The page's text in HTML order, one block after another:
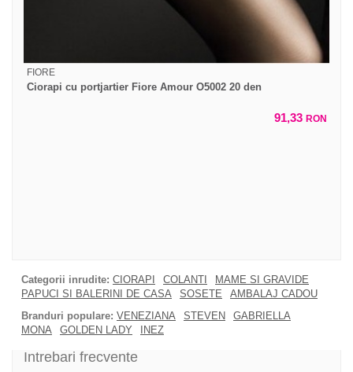
FIORE
Ciorapi cu portjartier Fiore Amour O5002 20 den
91,33 RON
Categorii inrudite: CIORAPI COLANTI
MAME SI GRAVIDE
PAPUCI SI BALERINI DE CASA
SOSETE
AMBALAJ CADOU
Branduri populare: VENEZIANA STEVEN
GABRIELLA
MONA
GOLDEN LADY INEZ
Intrebari frecvente